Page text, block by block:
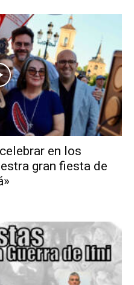
en los
gran fiesta de